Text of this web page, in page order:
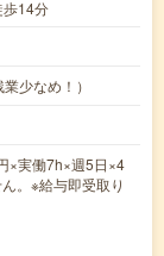
歩14分
少なめ！）
×実働7h×週5日×4
。※給与即受取り